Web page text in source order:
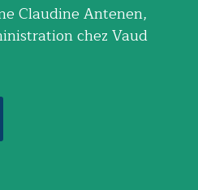
Claudine Antenen,
chez Vaud